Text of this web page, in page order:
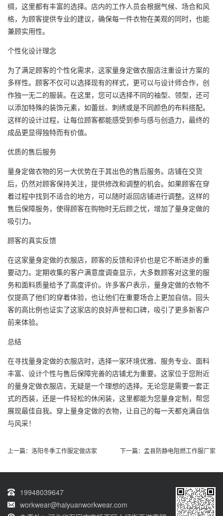
绸，这里都有丰富的选择。店内的工作人员会根据气候、场合和风
格，为顾客提供专业的建议，确保每一件衣物在美观的同时，也能
兼顾实用性。
个性化设计理念
为了满足顾客的个性化需求，这家量身定做衣服店注重设计方案的
多样性。顾客不仅可以选择现有的样式，更可以与设计师合作，创
作独一无二的服装。在这里，您可以选择不同的袖型、领型，还可
以添加特殊的装饰元素，如蕾丝、刺绣或是不同颜色的布料搭配。
这样的设计过程，让每位顾客都能感受到参与感与创造力，最终的
成品更显得独特而有价值。
优质的售后服务
量身定做衣物的另一大优势在于其出色的售后服务。店铺在交货
后，仍然对顾客保持关注，提供修改和调整的机会。如果顾客在穿
着过程中找到不适合的地方，可以随时返回店铺进行调整。这样的
售后保障服务，使得顾客在购物时无后顾之忧，增加了量身定做的
吸引力。
顾客的真实反馈
在这家量身定做的衣服店，顾客的反馈和评价也是它不断进步的重
要动力。定期收集的客户满意度调查显示，大多数顾客对这里的服
务和面料质量给予了高度评价。许多客户表示，量身定做的衣物不
仅提高了他们的穿着体验，也让他们在重要场合上更加自信。回头
客的高比例也证实了这家店的良好声誉和口碑，吸引了更多新客户
前来体验。
总结
在寻找量身定做的衣服店时，选择一家环境优雅、服务专业、面料
丰富、设计个性与售后保障完善的店铺尤为重要。这家位于您附近
的量身定做衣服店，无疑是一个理想的选择。无论您是需要一套正
式的西装，还是一件轻松的休闲装，这里都能为您量身定制，帮您
展现最佳自我。穿上量身定做的衣物，让自己的每一天都充满自信
与风采！
上一篇： 洛阳冬季工作服定做店家 下一篇： 盂县防静电阻燃工作服厂家
19948039647
workwear@haiyuanworkwear.com